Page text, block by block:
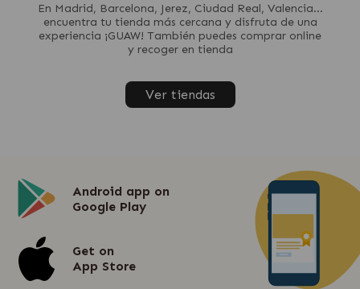
En Madrid, Barcelona, Jerez, Ciudad Real, Valencia...
encuentra tu tienda más cercana y disfruta de una
experiencia ¡GUAW! También puedes comprar online
y recoger en tienda
Ver tiendas
Android app on
Google Play
Get on
App Store